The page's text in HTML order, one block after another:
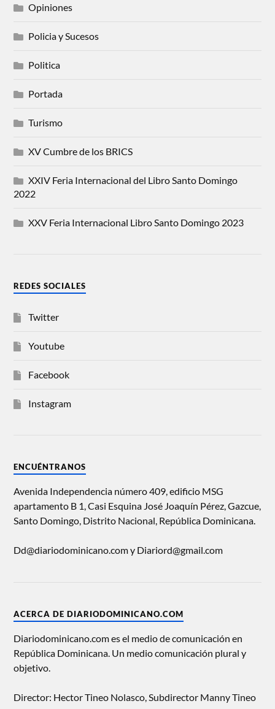
Opiniones
Policia y Sucesos
Politica
Portada
Turismo
XV Cumbre de los BRICS
XXIV Feria Internacional del Libro Santo Domingo
2022
XXV Feria Internacional Libro Santo Domingo 2023
REDES SOCIALES
Twitter
Youtube
Facebook
Instagram
ENCUÉNTRANOS
Avenida Independencia número 409, edificio MSG
apartamento B 1, Casi Esquina José Joaquín Pérez, Gazcue,
Santo Domingo, Distrito Nacional, República Dominicana.
Dd@diariodominicano.com y Diariord@gmail.com
ACERCA DE DIARIODOMINICANO.COM
Diariodominicano.com es el medio de comunicación en
República Dominicana. Un medio comunicación plural y
objetivo.
Director: Hector Tineo Nolasco, Subdirector Manny Tineo